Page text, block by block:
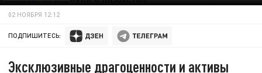
02 НОЯБРЯ 12:12
ПОДПИШИТЕСЬ:
Эксклюзивные драгоценности и активы